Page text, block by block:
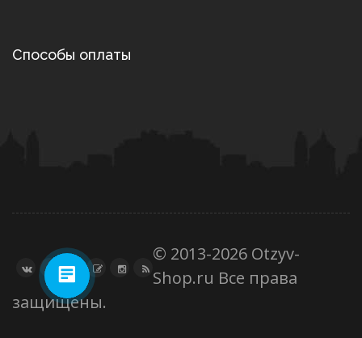
Способы оплаты
© 2013-2026 Otzyv-
Shop.ru Все права
защищены.